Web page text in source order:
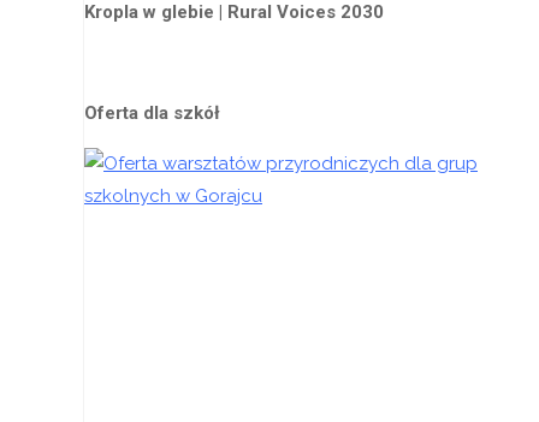
Kropla w glebie | Rural Voices 2030
Oferta dla szkół